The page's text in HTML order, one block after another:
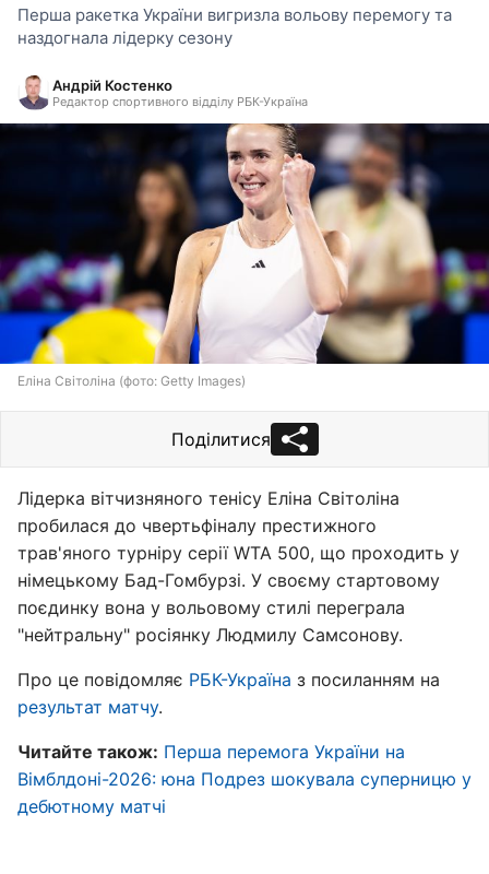
Перша ракетка України вигризла вольову перемогу та
наздогнала лідерку сезону
Андрій Костенко
Редактор спортивного відділу РБК-Україна
Еліна Світоліна (фото: Getty Images)
Поділитися
Лідерка вітчизняного тенісу Еліна Світоліна
пробилася до чвертьфіналу престижного
трав'яного турніру серії WTA 500, що проходить у
німецькому Бад-Гомбурзі. У своєму стартовому
поєдинку вона у вольовому стилі переграла
"нейтральну" росіянку Людмилу Самсонову.
Про це повідомляє РБК-Україна з посиланням на
результат матчу.
Читайте також: Перша перемога України на
Вімблдоні-2026: юна Подрез шокувала суперницю у
дебютному матчі